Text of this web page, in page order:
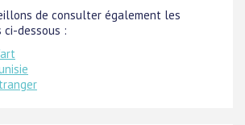
de consulter également les
dessous :